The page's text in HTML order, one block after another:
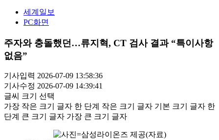
세계일보
PC화면
주자와 충돌했던…류지혁, CT 검사 결과 “특이사항
없음”
기사입력 2026-07-09 13:58:36
기사수정 2026-07-09 14:39:41
글씨 크기 선택
가장 작은 크기 글자 한 단계 작은 크기 글자 기본 크기 글자 한
단계 큰 크기 글자 가장 큰 크기 글자